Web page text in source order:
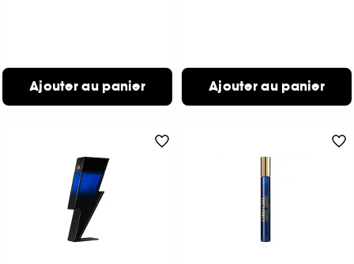
Ajouter au panier Ajouter au panier